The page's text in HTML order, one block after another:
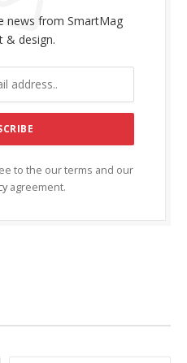
news from SmartMag
& design.
to the our terms and our
agreement.